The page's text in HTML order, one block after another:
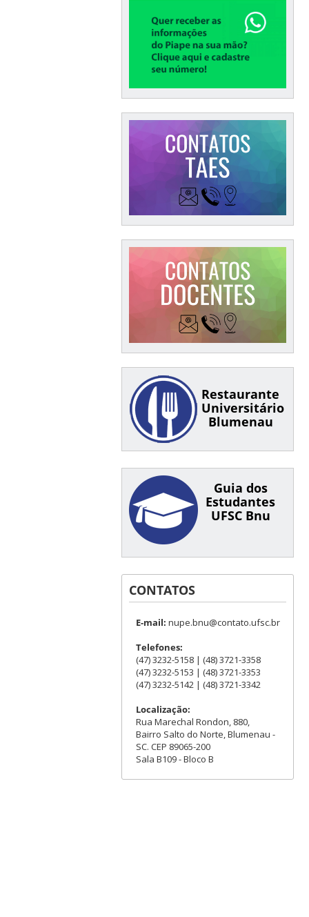
Restaurante
Universitário
Blumenau
Guia dos
Estudantes
UFSC Bnu
CONTATOS
E-mail: nupe.bnu@contato.ufsc.br
Telefones:
(47) 3232-5158 | (48) 3721-3358
(47) 3232-5153 | (48) 3721-3353
(47) 3232-5142 | (48) 3721-3342
Localização:
Rua Marechal Rondon, 880,
Bairro Salto do Norte, Blumenau -
SC. CEP 89065-200
Sala B109 - Bloco B